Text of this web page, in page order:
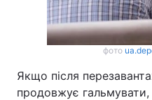
фото
Якщо після
продовжує